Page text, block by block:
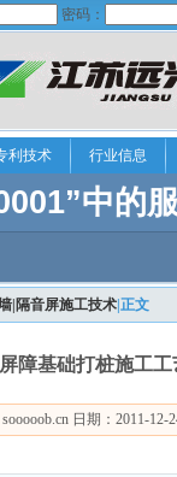
密码：
利技术 行业信息
|隔音屏施工技术 |正文
障基础打桩施工工
日期：2011-